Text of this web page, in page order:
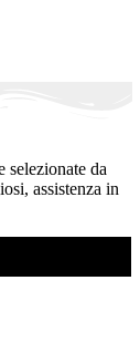
da
assistenza in